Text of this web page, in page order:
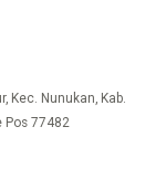
Kec. Nunukan, Kab.
Pos 77482